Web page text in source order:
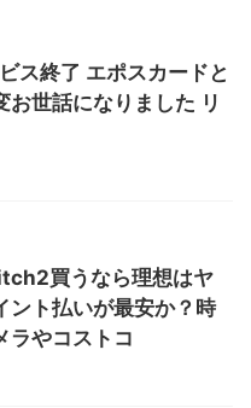
ス終了 エポスカードと
お世話になりました リ
買うなら理想はヤ
ント払いが最安か？時
ラやコストコ